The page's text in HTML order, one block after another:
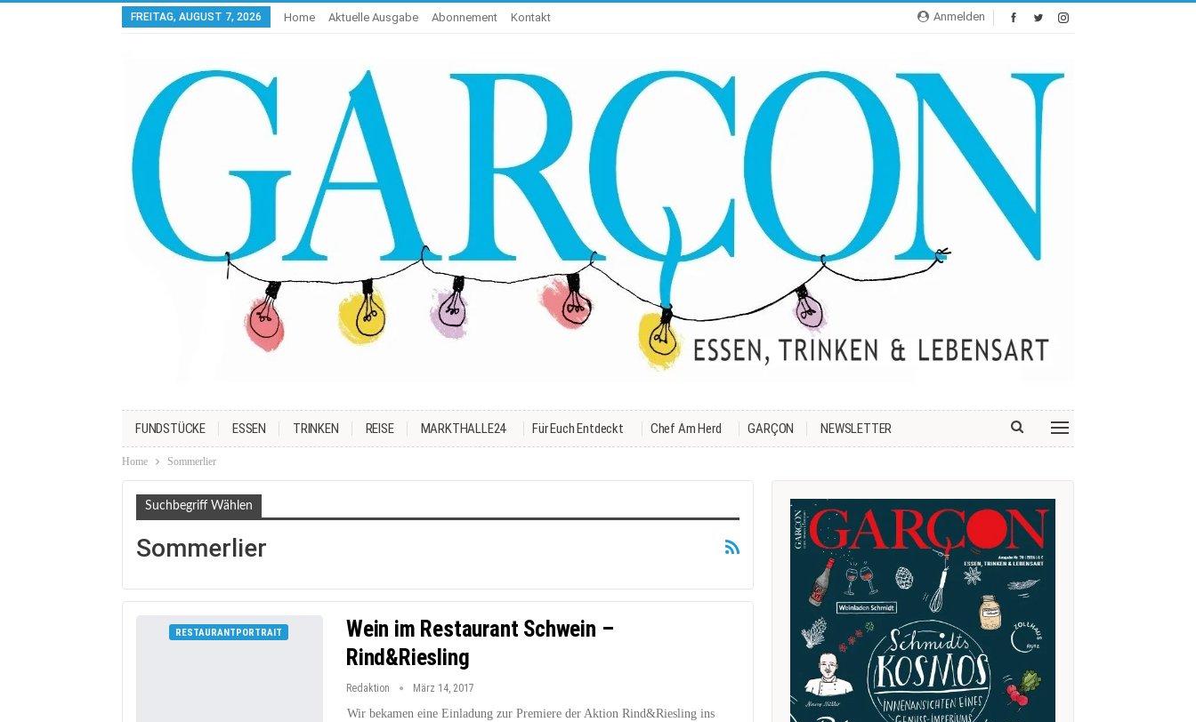
Anmelden
FREITAG, AUGUST 7, 2026 Home Aktuelle Ausgabe Abonnement Kontakt
FUNDSTÜCKE ESSEN TRINKEN REISE MARKTHALLE24 Für Euch Entdeckt Chef Am Herd GARÇON NEWSLETTER
Home Sommerlier
Suchbegriff Wählen
Sommerlier
RESTAURANTPORTRAIT
Wein im Restaurant Schwein –
Rind&Riesling
Redaktion März 14, 2017
Wir bekamen eine Einladung zur Premiere der Aktion Rind&Riesling ins